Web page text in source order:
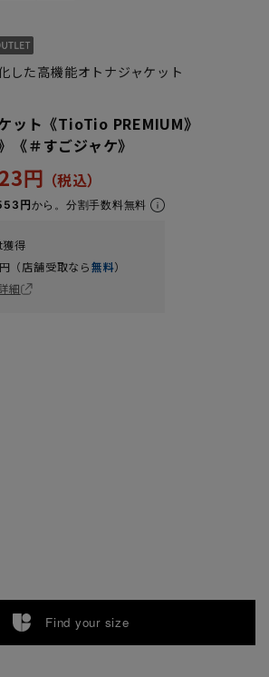
した高機能オトナジャケット
ット《TioTio PREMIUM》
《＃すごジャケ》
円
円から。分割手数料無料
得
円（店舗受取なら無料）
細
Find your size